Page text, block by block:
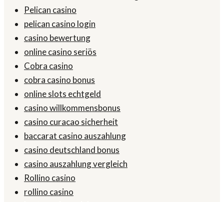
Pelican casino
pelican casino login
casino bewertung
online casino seriös
Cobra casino
cobra casino bonus
online slots echtgeld
casino willkommensbonus
casino curacao sicherheit
baccarat casino auszahlung
casino deutschland bonus
casino auszahlung vergleich
Rollino casino
rollino casino